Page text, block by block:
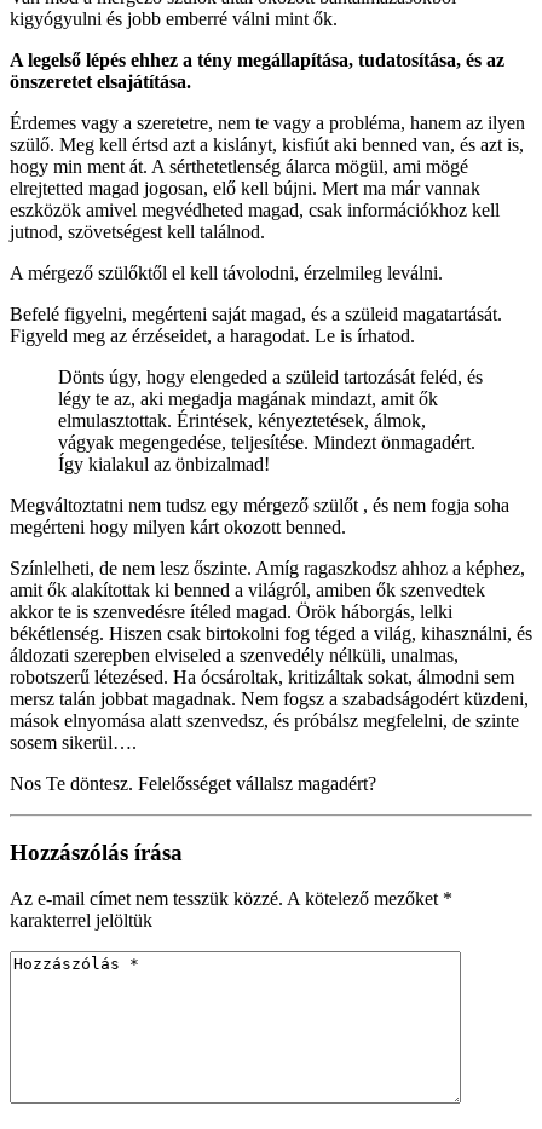
kigyógyulni és jobb emberré válni mint ők.
A legelső lépés ehhez a tény megállapítása, tudatosítása, és az
önszeretet elsajátítása.
Érdemes vagy a szeretetre, nem te vagy a probléma, hanem az ilyen
szülő. Meg kell értsd azt a kislányt, kisfiút aki benned van, és azt is,
hogy min ment át. A sérthetetlenség álarca mögül, ami mögé
elrejtetted magad jogosan, elő kell bújni. Mert ma már vannak
eszközök amivel megvédheted magad, csak információkhoz kell
jutnod, szövetségest kell találnod.
A mérgező szülőktől el kell távolodni, érzelmileg leválni.
Befelé figyelni, megérteni saját magad, és a szüleid magatartását.
Figyeld meg az érzéseidet, a haragodat. Le is írhatod.
Dönts úgy, hogy elengeded a szüleid tartozását feléd, és
légy te az, aki megadja magának mindazt, amit ők
elmulasztottak. Érintések, kényeztetések, álmok,
vágyak megengedése, teljesítése. Mindezt önmagadért.
Így kialakul az önbizalmad!
Megváltoztatni nem tudsz egy mérgező szülőt , és nem fogja soha
megérteni hogy milyen kárt okozott benned.
Színlelheti, de nem lesz őszinte. Amíg ragaszkodsz ahhoz a képhez,
amit ők alakítottak ki benned a világról, amiben ők szenvedtek
akkor te is szenvedésre ítéled magad. Örök háborgás, lelki
békétlenség. Hiszen csak birtokolni fog téged a világ, kihasználni, és
áldozati szerepben elviseled a szenvedély nélküli, unalmas,
robotszerű létezésed. Ha ócsároltak, kritizáltak sokat, álmodni sem
mersz talán jobbat magadnak. Nem fogsz a szabadságodért küzdeni,
mások elnyomása alatt szenvedsz, és próbálsz megfelelni, de szinte
sosem sikerül….
Nos Te döntesz. Felelősséget vállalsz magadért?
Hozzászólás írása
Az e-mail címet nem tesszük közzé. A kötelező mezőket *
karakterrel jelöltük